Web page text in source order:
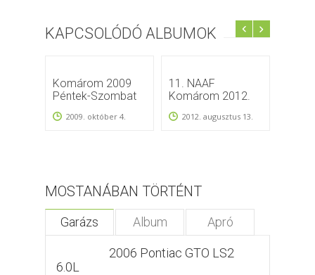
KAPCSOLÓDÓ ALBUMOK
Komárom 2009
Péntek-Szombat
2009. október 4.
11. NAAF
Komárom 2012.
2012. augusztus 13.
MOSTANÁBAN TÖRTÉNT
Garázs Album Apró
2006 Pontiac GTO LS2
6.0L